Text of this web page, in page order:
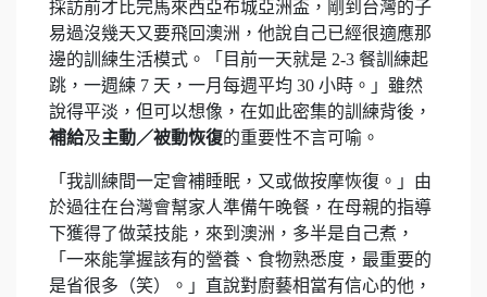
採訪前才比完馬來西亞布城亞洲盃，剛到台灣的子
易過沒幾天又要飛回澳洲，他說自己已經很適應那
邊的訓練生活模式。「目前一天就是 2-3 餐訓練起
跳，一週練 7 天，一月每週平均 30 小時。」雖然
說得平淡，但可以想像，在如此密集的訓練背後，
補給及主動／被動恢復的重要性不言可喻。
「我訓練間一定會補睡眠，又或做按摩恢復。」由
於過往在台灣會幫家人準備午晚餐，在母親的指導
下獲得了做菜技能，來到澳洲，多半是自己煮，
「一來能掌握該有的營養、食物熟悉度，最重要的
是省很多（笑）。」直說對廚藝相當有信心的他，